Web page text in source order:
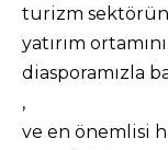
turizm
yatırım
diasporamızla
,
ve en önemlisi